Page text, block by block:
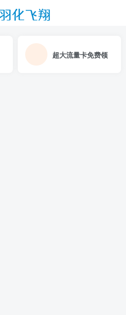
超大流量卡免费领